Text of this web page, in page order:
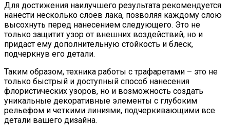
Для достижения наилучшего результата рекомендуется
нанести несколько слоев лака, позволяя каждому слою
высохнуть перед нанесением следующего. Это не
только защитит узор от внешних воздействий, но и
придаст ему дополнительную стойкость и блеск,
подчеркнув его детали.
Таким образом, техника работы с трафаретами – это не
только быстрый и доступный способ нанесения
флористических узоров, но и возможность создать
уникальные декоративные элементы с глубоким
рельефом и четкими линиями, подчеркивающими все
детали вашего дизайна.